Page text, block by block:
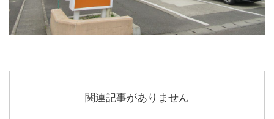
関連記事がありません